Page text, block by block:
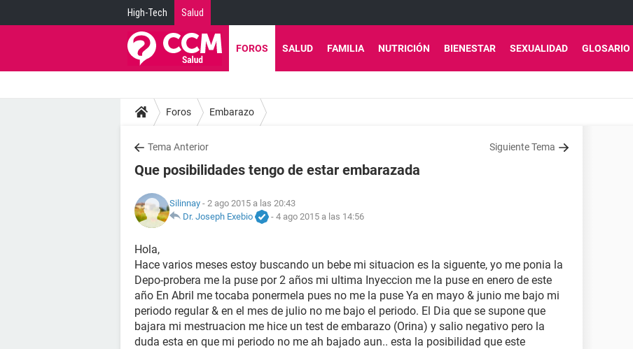
High-Tech Salud
FOROS SALUD FAMILIA NUTRICIÓN BIENESTAR SEXUALIDAD GLOSARIO
Foros Embarazo
Tema Anterior Siguiente Tema
Que posibilidades tengo de estar embarazada
Silinnay - 2 ago 2015 a las 20:43
Dr. Joseph Exebio
- 4 ago 2015 a las 14:56
Hola,
Hace varios meses estoy buscando un bebe mi situacion es la siguente, yo me ponia la
Depo-probera me la puse por 2 años mi ultima Inyeccion me la puse en enero de este
año En Abril me tocaba ponermela pues no me la puse Ya en mayo & junio me bajo mi
periodo regular & en el mes de julio no me bajo el periodo. El Dia que se supone que
bajara mi mestruacion me hice un test de embarazo (Orina) y salio negativo pero la
duda esta en que mi periodo no me ah bajado aun.. esta la posibilidad que este